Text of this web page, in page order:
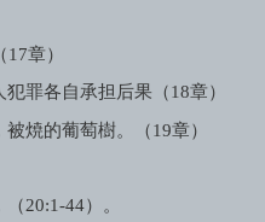
17章）
罪各自承担后果（18章）
焼的葡萄樹。（19章）
（20:1-44）。